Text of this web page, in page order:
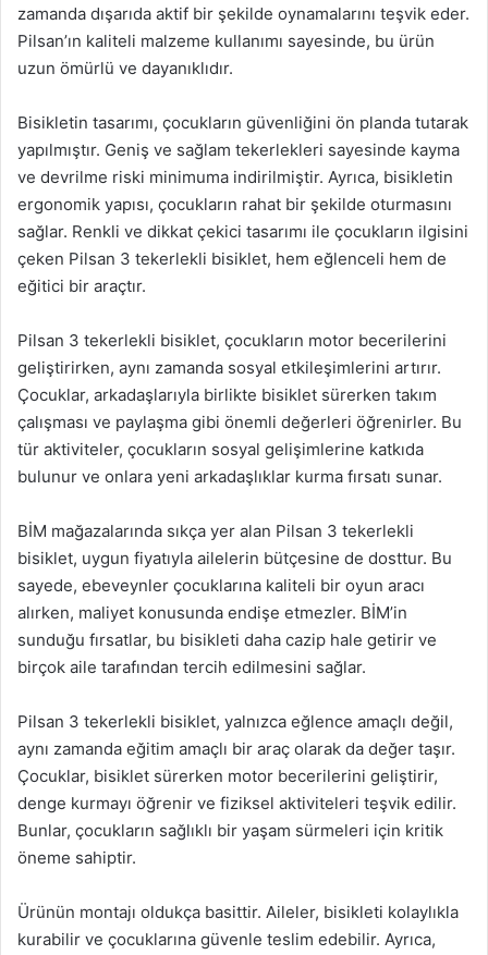
zamanda dışarıda aktif bir şekilde oynamalarını teşvik eder.
Pilsan’ın kaliteli malzeme kullanımı sayesinde, bu ürün
uzun ömürlü ve dayanıklıdır.
Bisikletin tasarımı, çocukların güvenliğini ön planda tutarak
yapılmıştır. Geniş ve sağlam tekerlekleri sayesinde kayma
ve devrilme riski minimuma indirilmiştir. Ayrıca, bisikletin
ergonomik yapısı, çocukların rahat bir şekilde oturmasını
sağlar. Renkli ve dikkat çekici tasarımı ile çocukların ilgisini
çeken Pilsan 3 tekerlekli bisiklet, hem eğlenceli hem de
eğitici bir araçtır.
Pilsan 3 tekerlekli bisiklet, çocukların motor becerilerini
geliştirirken, aynı zamanda sosyal etkileşimlerini artırır.
Çocuklar, arkadaşlarıyla birlikte bisiklet sürerken takım
çalışması ve paylaşma gibi önemli değerleri öğrenirler. Bu
tür aktiviteler, çocukların sosyal gelişimlerine katkıda
bulunur ve onlara yeni arkadaşlıklar kurma fırsatı sunar.
BİM mağazalarında sıkça yer alan Pilsan 3 tekerlekli
bisiklet, uygun fiyatıyla ailelerin bütçesine de dosttur. Bu
sayede, ebeveynler çocuklarına kaliteli bir oyun aracı
alırken, maliyet konusunda endişe etmezler. BİM’in
sunduğu fırsatlar, bu bisikleti daha cazip hale getirir ve
birçok aile tarafından tercih edilmesini sağlar.
Pilsan 3 tekerlekli bisiklet, yalnızca eğlence amaçlı değil,
aynı zamanda eğitim amaçlı bir araç olarak da değer taşır.
Çocuklar, bisiklet sürerken motor becerilerini geliştirir,
denge kurmayı öğrenir ve fiziksel aktiviteleri teşvik edilir.
Bunlar, çocukların sağlıklı bir yaşam sürmeleri için kritik
öneme sahiptir.
Ürünün montajı oldukça basittir. Aileler, bisikleti kolaylıkla
kurabilir ve çocuklarına güvenle teslim edebilir. Ayrıca,